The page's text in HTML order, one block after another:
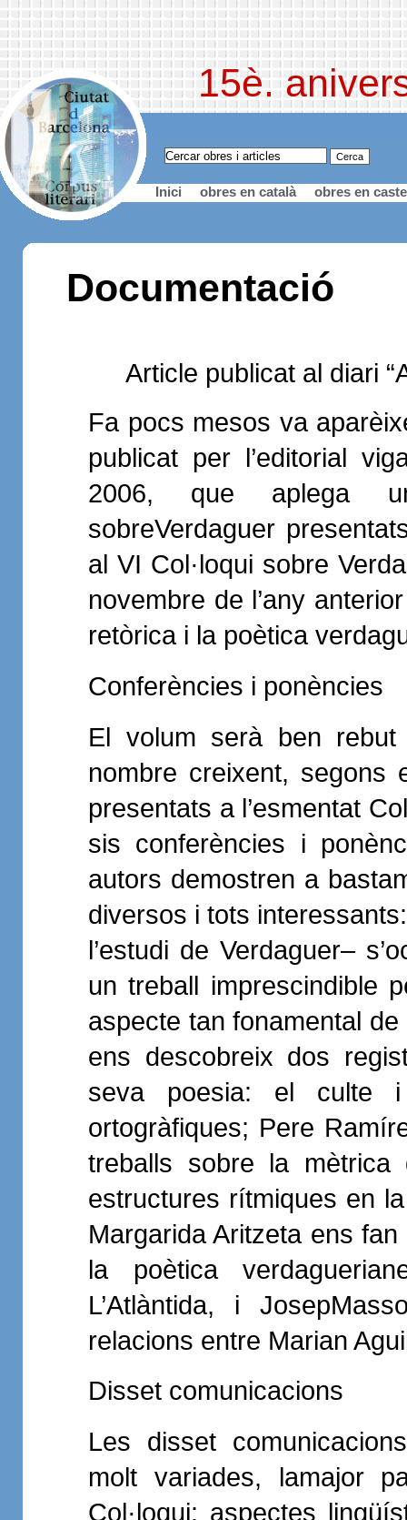
15è.
Inici obres en català obres en
Documentació
Article publicat al diari
Fa pocs mesos va
publicat per l’editorial
2006, que aplega
sobreVerdaguer
al VI Col·loqui sobre
novembre de l’any
retòrica i la poètica
Conferències i ponències
El volum serà ben rebut
nombre creixent, segons
presentats a l’esmentat
sis conferències i
autors demostren a
diversos i tots
l’estudi de Verdaguer–
un treball imprescindible
aspecte tan fonamental
ens descobreix dos
seva poesia: el culte i
ortogràfiques; Pere
treballs sobre la mètrica
estructures rítmiques en
Margarida Aritzeta ens
la poètica
L’Atlàntida, i
relacions entre Marian
Disset comunicacions
Les disset
molt variades, lamajor
Col·loqui: aspectes